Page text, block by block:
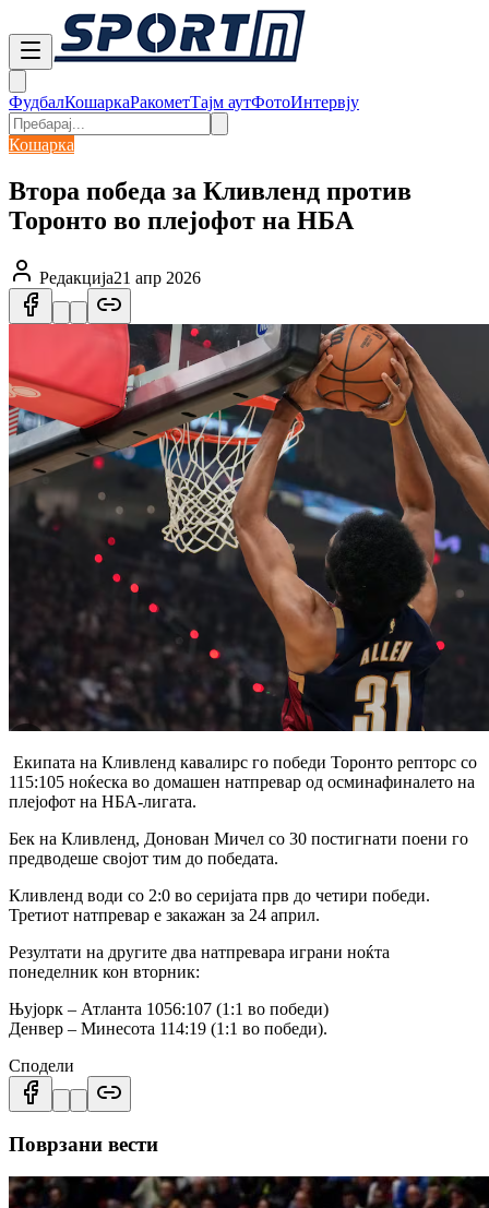
ФудбалКошаркаРакометТајм аутФотоИнтервју
Кошарка
Втора победа за Кливленд против
Торонто во плејофот на НБА
Редакција21 апр 2026
Екипата на Кливленд кавалирс го победи Торонто репторс со
115:105 ноќеска во домашен натпревар од осминафиналето на
плејофот на НБА-лигата.
Бек на Кливленд, Донован Мичел со 30 постигнати поени го
предводеше својот тим до победата.
Кливленд води со 2:0 во серијата прв до четири победи.
Третиот натпревар е закажан за 24 април.
Резултати на другите два натпревара играни ноќта
понеделник кон вторник:
Њујорк – Атланта 1056:107 (1:1 во победи)
Денвер – Минесота 114:19 (1:1 во победи).
Сподели
Поврзани вести